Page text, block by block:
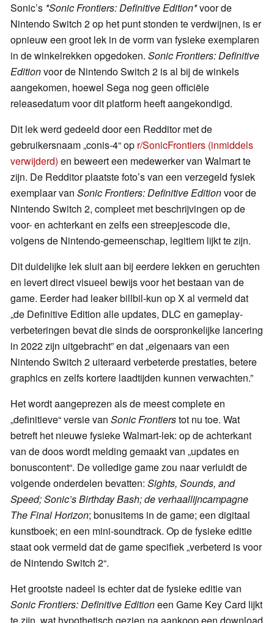
Sonic’s *Sonic Frontiers: Definitive Edition*voor de
Nintendo Switch 2 op het punt stonden te verdwijnen, is er
opnieuw een groot lek in de vorm van fysieke exemplaren
in de winkelrekken opgedoken. Sonic Frontiers: Definitive
Editionvoor de Nintendo Switch 2 is al bij de winkels
aangekomen, hoewel Sega nog geen officiële
releasedatum voor dit platform heeft aangekondigd.
Dit lek werd gedeeld door een Redditor met de
gebruikersnaam „conis-4“ op r/SonicFrontiers (inmiddels
verwijderd) en beweert een medewerker van Walmart te
zijn. De Redditor plaatste foto’s van een verzegeld fysiek
exemplaar van Sonic Frontiers: Definitive Editionvoor de
Nintendo Switch 2, compleet met beschrijvingen op de
voor- en achterkant en zelfs een streepjescode die,
volgens de Nintendo-gemeenschap, legitiem lijkt te zijn.
Dit duidelijke lek sluit aan bij eerdere lekken en geruchten
en levert direct visueel bewijs voor het bestaan van de
game. Eerder had leaker billbil-kun op X al vermeld dat
„de Definitive Edition alle updates, DLC en gameplay-
verbeteringen bevat die sinds de oorspronkelijke lancering
in 2022 zijn uitgebracht” en dat „eigenaars van een
Nintendo Switch 2 uiteraard verbeterde prestaties, betere
graphics en zelfs kortere laadtijden kunnen verwachten.”
Het wordt aangeprezen als de meest complete en
„definitieve“ versie van Sonic Frontierstot nu toe. Wat
betreft het nieuwe fysieke Walmart-lek: op de achterkant
van de doos wordt melding gemaakt van „updates en
bonuscontent“. De volledige game zou naar verluidt de
volgende onderdelen bevatten: Sights, Sounds, and
Speed; Sonic’s Birthday Bash; de verhaallijncampagne
The Final Horizon; bonusitems in de game; een digitaal
kunstboek; en een mini-soundtrack. Op de fysieke editie
staat ook vermeld dat de game specifiek „verbeterd is voor
de Nintendo Switch 2“.
Het grootste nadeel is echter dat de fysieke editie van
Sonic Frontiers: Definitive Editioneen Game Key Card lijkt